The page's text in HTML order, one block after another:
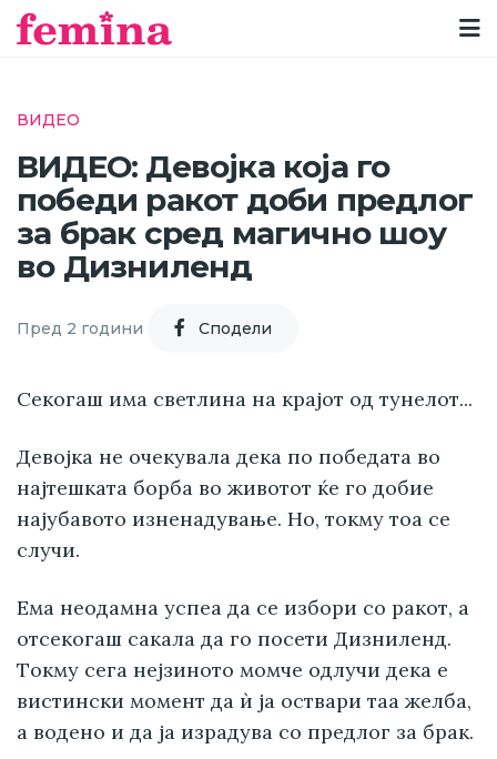
ВИДЕО
ВИДЕО: Девојка која го
победи ракот доби предлог
за брак сред магично шоу
во Дизниленд
Пред 2 години Cподели
Секогаш има светлина на крајот од тунелот...
Девојка не очекувала дека по победата во
најтешката борба во животот ќе го добие
најубавото изненадување. Но, токму тоа се
случи.
Ема неодамна успеа да се избори со ракот, а
отсекогаш сакала да го посети Дизниленд.
Tокму сега нејзиното момче одлучи дека е
вистински момент да ѝ ја оствари таа желба,
а водено и да ја израдува со предлог за брак.